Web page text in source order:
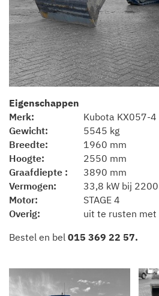
Eigenschappen
Merk
Kubota KX057-4
Gewicht
5545 kg
Breedte
1960 mm
Hoogte
2550 mm
Graafdiepte
3890 mm
Vermogen
33,8 kW bij
Motor
STAGE 4
Overig
uit te rusten met
Bestel en bel 015 369 22 57.